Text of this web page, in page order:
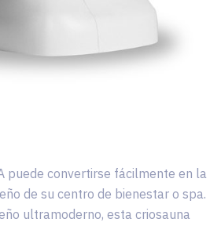
puede convertirse fácilmente en la
de su centro de bienestar o spa.
ultramoderno, esta criosauna